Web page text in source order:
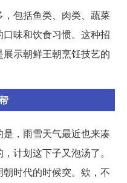
包括鱼类、肉类、蔬菜
味和饮食习惯。这种招
示朝鲜王朝烹饪技艺的
，雨雪天气最近也来凑
计划这下子又泡汤了。
时代的时候突。欸，不